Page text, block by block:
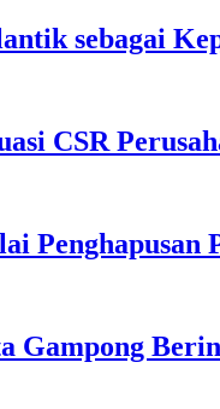
sebagai
CSR
Penghapusan
Gampong